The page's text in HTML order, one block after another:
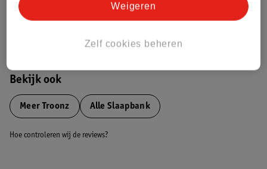
Bekijk ook
MeerTroonz Alle Slaapbank
Hoe controleren wij de reviews?
Zelf cookies beheren
Weigeren